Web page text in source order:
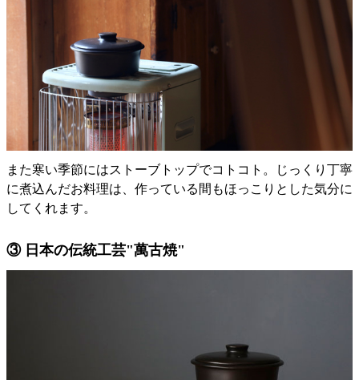
また寒い季節にはストーブトップでコトコト。じっくり丁寧
に煮込んだお料理は、作っている間もほっこりとした気分に
してくれます。
③ 日本の伝統工芸"萬古焼"